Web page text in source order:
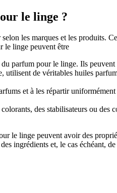
le linge ?
les marques et les produits.
le linge peuvent être
parfum pour le linge. Ils
de véritables huiles
et à les répartir
des stabilisateurs ou
le linge peuvent avoir des
ingrédients et, le cas échéant,